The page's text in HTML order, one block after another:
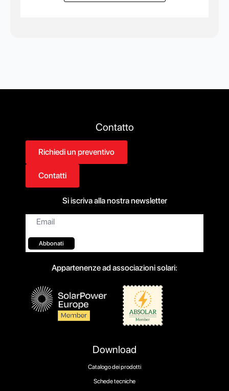
Download
Catalogo dei prodotti
Schede tecniche
Contatto
Richiedi un preventivo
Contatti
Si iscriva alla nostra newsletter
Email*
Abbonati
Appartenenze ad associazioni solari: